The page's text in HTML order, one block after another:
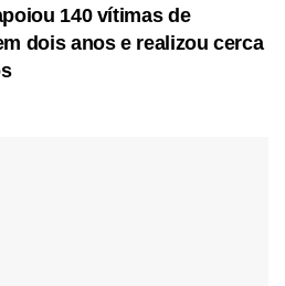
140 vítimas de
dois anos e realizou cerca